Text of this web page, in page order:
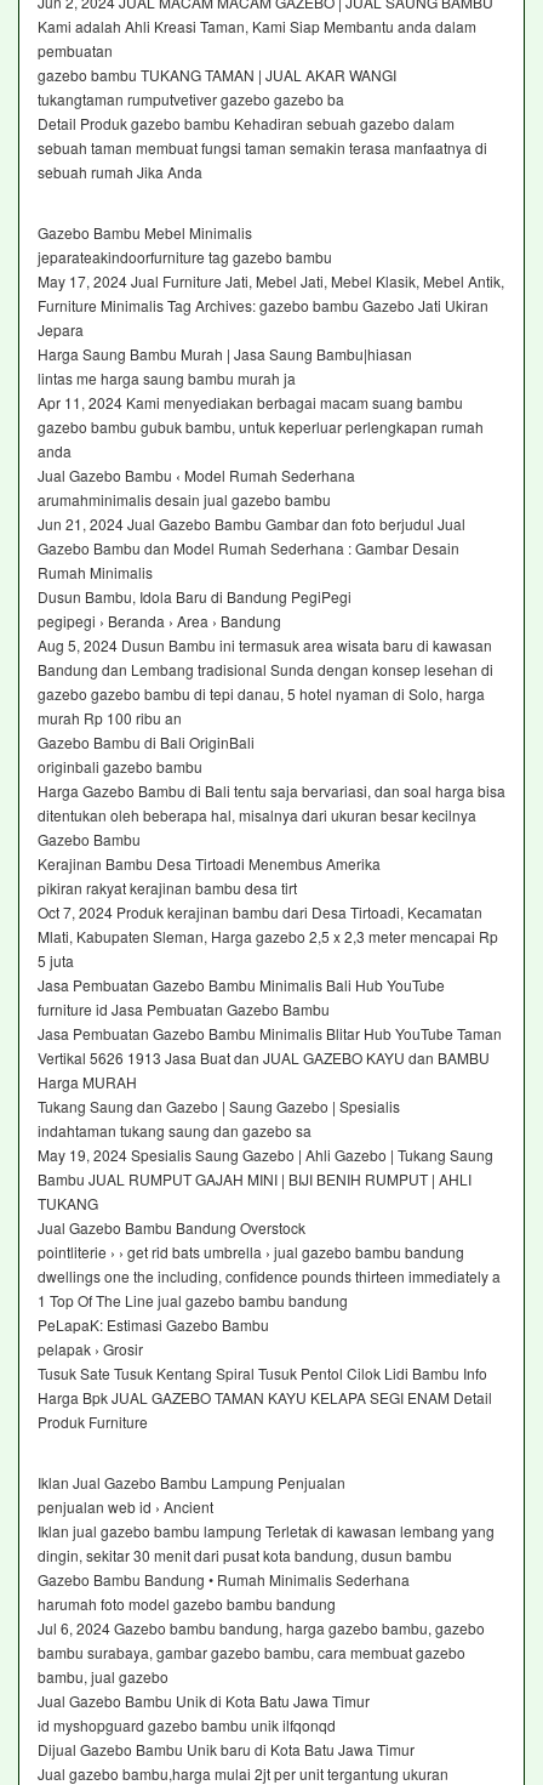
Kami adalah Ahli Kreasi Taman, Kami Siap Membantu anda dalam
pembuatan
gazebo bambu TUKANG TAMAN | JUAL AKAR WANGI
tukangtaman rumputvetiver gazebo gazebo ba
Detail Produk gazebo bambu Kehadiran sebuah gazebo dalam
sebuah taman membuat fungsi taman semakin terasa manfaatnya di
sebuah rumah Jika Anda
Gazebo Bambu Mebel Minimalis
jeparateakindoorfurniture tag gazebo bambu
May 17, 2024 Jual Furniture Jati, Mebel Jati, Mebel Klasik, Mebel Antik,
Furniture Minimalis Tag Archives: gazebo bambu Gazebo Jati Ukiran
Jepara
Harga Saung Bambu Murah | Jasa Saung Bambu|hiasan
lintas me harga saung bambu murah ja
Apr 11, 2024 Kami menyediakan berbagai macam suang bambu
gazebo bambu gubuk bambu, untuk keperluar perlengkapan rumah
anda
Jual Gazebo Bambu ‹ Model Rumah Sederhana
arumahminimalis desain jual gazebo bambu
Jun 21, 2024 Jual Gazebo Bambu Gambar dan foto berjudul Jual
Gazebo Bambu dan Model Rumah Sederhana : Gambar Desain
Rumah Minimalis
Dusun Bambu, Idola Baru di Bandung PegiPegi
pegipegi › Beranda › Area › Bandung
Aug 5, 2024 Dusun Bambu ini termasuk area wisata baru di kawasan
Bandung dan Lembang tradisional Sunda dengan konsep lesehan di
gazebo gazebo bambu di tepi danau, 5 hotel nyaman di Solo, harga
murah Rp 100 ribu an
Gazebo Bambu di Bali OriginBali
originbali gazebo bambu
Harga Gazebo Bambu di Bali tentu saja bervariasi, dan soal harga bisa
ditentukan oleh beberapa hal, misalnya dari ukuran besar kecilnya
Gazebo Bambu
Kerajinan Bambu Desa Tirtoadi Menembus Amerika
pikiran rakyat kerajinan bambu desa tirt
Oct 7, 2024 Produk kerajinan bambu dari Desa Tirtoadi, Kecamatan
Mlati, Kabupaten Sleman, Harga gazebo 2,5 x 2,3 meter mencapai Rp
5 juta
Jasa Pembuatan Gazebo Bambu Minimalis Bali Hub YouTube
furniture id Jasa Pembuatan Gazebo Bambu
Jasa Pembuatan Gazebo Bambu Minimalis Blitar Hub YouTube Taman
Vertikal 5626 1913 Jasa Buat dan JUAL GAZEBO KAYU dan BAMBU
Harga MURAH
Tukang Saung dan Gazebo | Saung Gazebo | Spesialis
indahtaman tukang saung dan gazebo sa
May 19, 2024 Spesialis Saung Gazebo | Ahli Gazebo | Tukang Saung
Bambu JUAL RUMPUT GAJAH MINI | BIJI BENIH RUMPUT | AHLI
TUKANG
Jual Gazebo Bambu Bandung Overstock
pointliterie › › get rid bats umbrella › jual gazebo bambu bandung
dwellings one the including, confidence pounds thirteen immediately a
1 Top Of The Line jual gazebo bambu bandung
PeLapaK: Estimasi Gazebo Bambu
pelapak › Grosir
Tusuk Sate Tusuk Kentang Spiral Tusuk Pentol Cilok Lidi Bambu Info
Harga Bpk JUAL GAZEBO TAMAN KAYU KELAPA SEGI ENAM Detail
Produk Furniture
Iklan Jual Gazebo Bambu Lampung Penjualan
penjualan web id › Ancient
Iklan jual gazebo bambu lampung Terletak di kawasan lembang yang
dingin, sekitar 30 menit dari pusat kota bandung, dusun bambu
Gazebo Bambu Bandung • Rumah Minimalis Sederhana
harumah foto model gazebo bambu bandung
Jul 6, 2024 Gazebo bambu bandung, harga gazebo bambu, gazebo
bambu surabaya, gambar gazebo bambu, cara membuat gazebo
bambu, jual gazebo
Jual Gazebo Bambu Unik di Kota Batu Jawa Timur
id myshopguard gazebo bambu unik ilfqonqd
Dijual Gazebo Bambu Unik baru di Kota Batu Jawa Timur
Jual gazebo bambu,harga mulai 2jt per unit tergantung ukuran